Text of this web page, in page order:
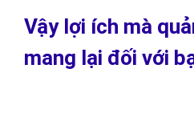
Vậy lợi ích mà
mang lại đối với